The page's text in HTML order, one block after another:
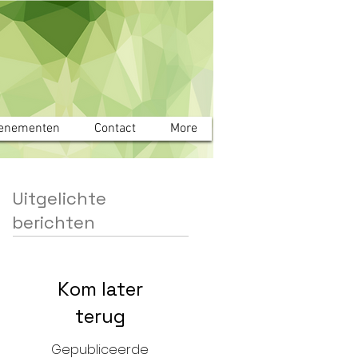
Contact More
Uitgelichte
berichten
Kom later
terug
Gepubliceerde